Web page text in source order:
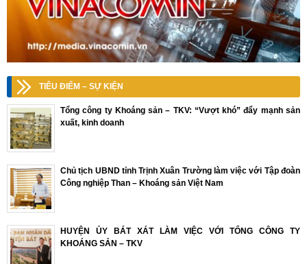
TIÊU ĐIỂM – SỰ KIỆN
Tổng công ty Khoáng sản – TKV: “Vượt khó” đẩy mạnh sản
xuất, kinh doanh
Chủ tịch UBND tỉnh Trịnh Xuân Trường làm việc với Tập đoàn
Công nghiệp Than – Khoáng sản Việt Nam
HUYỆN ỦY BÁT XÁT LÀM VIỆC VỚI TỔNG CÔNG TY
KHOÁNG SẢN – TKV